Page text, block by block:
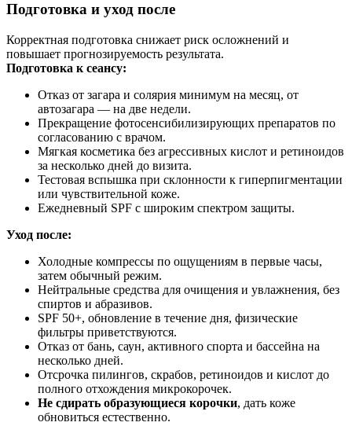
Подготовка и уход после
Корректная подготовка снижает риск осложнений и
повышает прогнозируемость результата.
Подготовка к сеансу:
Отказ от загара и солярия минимум на месяц, от
автозагара — на две недели.
Прекращение фотосенсибилизирующих препаратов по
согласованию с врачом.
Мягкая косметика без агрессивных кислот и ретиноидов
за несколько дней до визита.
Тестовая вспышка при склонности к гиперпигментации
или чувствительной коже.
Ежедневный SPF с широким спектром защиты.
Уход после:
Холодные компрессы по ощущениям в первые часы,
затем обычный режим.
Нейтральные средства для очищения и увлажнения, без
спиртов и абразивов.
SPF 50+, обновление в течение дня, физические
фильтры приветствуются.
Отказ от бань, саун, активного спорта и бассейна на
несколько дней.
Отсрочка пилингов, скрабов, ретиноидов и кислот до
полного отхождения микрокорочек.
Не сдирать образующиеся корочки, дать коже
обновиться естественно.